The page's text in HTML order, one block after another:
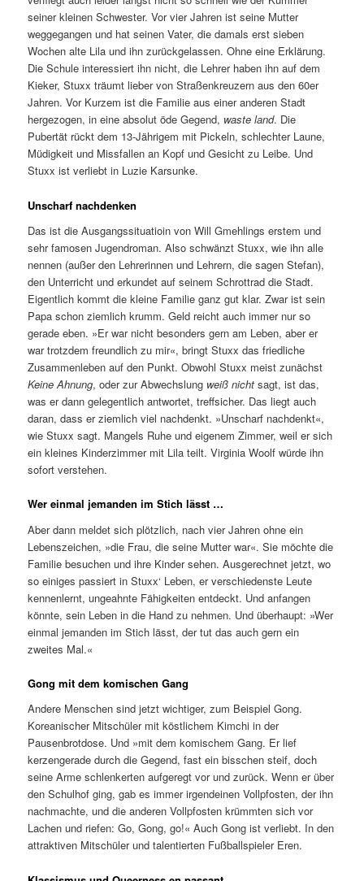
seiner kleinen Schwester. Vor vier Jahren ist seine Mutter
weggegangen und hat seinen Vater, die damals erst sieben
Wochen alte Lila und ihn zurückgelassen. Ohne eine Erklärung.
Die Schule interessiert ihn nicht, die Lehrer haben ihn auf dem
Kieker, Stuxx träumt lieber von Straßenkreuzern aus den 60er
Jahren. Vor Kurzem ist die Familie aus einer anderen Stadt
hergezogen, in eine absolut öde Gegend, waste land. Die
Pubertät rückt dem 13-Jährigem mit Pickeln, schlechter Laune,
Müdigkeit und Missfallen an Kopf und Gesicht zu Leibe. Und
Stuxx ist verliebt in Luzie Karsunke.
Unscharf nachdenken
Das ist die Ausgangssituatioin von Will Gmehlings erstem und
sehr famosen Jugendroman. Also schwänzt Stuxx, wie ihn alle
nennen (außer den Lehrerinnen und Lehrern, die sagen Stefan),
den Unterricht und erkundet auf seinem Schrottrad die Stadt.
Eigentlich kommt die kleine Familie ganz gut klar. Zwar ist sein
Papa schon ziemlich krumm. Geld reicht auch immer nur so
gerade eben. »Er war nicht besonders gern am Leben, aber er
war trotzdem freundlich zu mir«, bringt Stuxx das friedliche
Zusammenleben auf den Punkt. Obwohl Stuxx meist zunächst
Keine Ahnung, oder zur Abwechslung weiß nicht sagt, ist das,
was er dann gelegentlich antwortet, treffsicher. Das liegt auch
daran, dass er ziemlich viel nachdenkt. »Unscharf nachdenkt«,
wie Stuxx sagt. Mangels Ruhe und eigenem Zimmer, weil er sich
ein kleines Kinderzimmer mit Lila teilt. Virginia Woolf würde ihn
sofort verstehen.
Wer einmal jemanden im Stich lässt …
Aber dann meldet sich plötzlich, nach vier Jahren ohne ein
Lebenszeichen, »die Frau, die seine Mutter war«. Sie möchte die
Familie besuchen und ihre Kinder sehen. Ausgerechnet jetzt, wo
so einiges passiert in Stuxx‘ Leben, er verschiedenste Leute
kennenlernt, ungeahnte Fähigkeiten entdeckt. Und anfangen
könnte, sein Leben in die Hand zu nehmen. Und überhaupt: »Wer
einmal jemanden im Stich lässt, der tut das auch gern ein
zweites Mal.«
Gong mit dem komischen Gang
Andere Menschen sind jetzt wichtiger, zum Beispiel Gong.
Koreanischer Mitschüler mit köstlichem Kimchi in der
Pausenbrotdose. Und »mit dem komischem Gang. Er lief
kerzengerade durch die Gegend, fast ein bisschen steif, doch
seine Arme schlenkerten aufgeregt vor und zurück. Wenn er über
den Schulhof ging, gab es immer irgendeinen Vollpfosten, der ihn
nachmachte, und die anderen Vollpfosten krümmten sich vor
Lachen und riefen: Go, Gong, go!« Auch Gong ist verliebt. In den
attraktiven Mitschüler und talentierten Fußballspieler Eren.